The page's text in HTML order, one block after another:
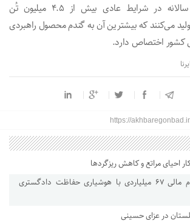
بهره‌برداران گلستان سالانه در شرایط عادی بیش از ۴.۵ میلیون تُن
می‌کنند که بیشترین آن به گندم محصول راهبردی
کشور اختصاص دارد.
https://
احیای مراتع و کاهش ریزگردها
نقشه آزادی محکوم مالی ۶۷ میلیاردی با هوشیاری حفاظت دادگستری
در عزای حسینی